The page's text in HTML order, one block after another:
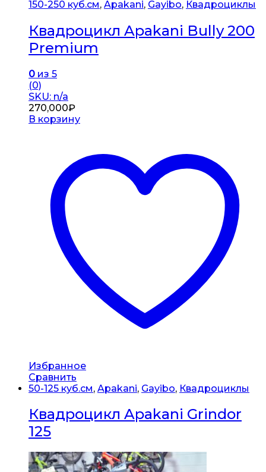
150-250 куб.см, Apakani, Gayibo, Квадроциклы
Квадроцикл Apakani Bully 200
Premium
0 из 5
(0)
SKU: n/a
270,000₽
В корзину
Избранное
Сравнить
50-125 куб.см, Apakani, Gayibo, Квадроциклы
Квадроцикл Apakani Grindor
125